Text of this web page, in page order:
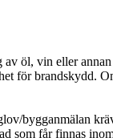
av öl, vin eller annan
för brandskydd.
bygganmälan
som får finnas